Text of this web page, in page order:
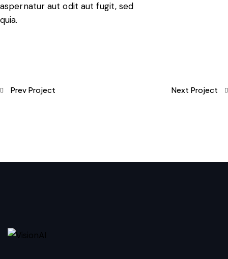
aspernatur aut odit aut fugit, sed
quia.
Prev Project Next Project